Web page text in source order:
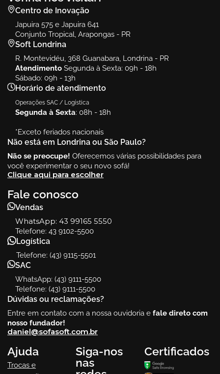
Centro de Inovação
Japuira 575 e Japuira 641
Conjunto Tropical, Arapongas - PR
Soft Londrina
R. Montevidéu, 368 Guanabara, Londrina - PR
Atendimento Segunda à Sexta: 09h - 18h
Sábado: 09h - 13h
Horário de atendimento
Operações SAC / Logística
Segunda à Sexta: 08h - 18h
*Exceto feriados nacionais
Não está em Londrina ou São Paulo?
Não se preocupe! Oferecemos várias possibilidades para
você experimentar o seu novo sofá!
Clique aqui para escolher
Fale conosco
Vendas
WhatsApp: 43 99165 5550
Telefone: 43 9102-5500
Logística
Telefone: (43) 9115-5501
SAC
WhatsApp: (43) 9111-5500
Telefone: (43) 9111-5500
Dúvidas ou reclamações?
Entre em contato com a nossa ouvidoria e fale direto com
nosso fundador!
daniel@sofasoft.com.br
Ajuda
Trocas e
Siga-nos
nas
Certificados